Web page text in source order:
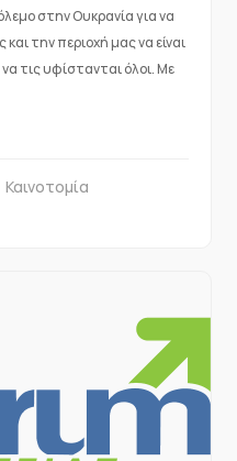
στην Ουκρανία για να
την περιοχή μας να είναι
τις υφίστανται όλοι. Με
Καινοτομία